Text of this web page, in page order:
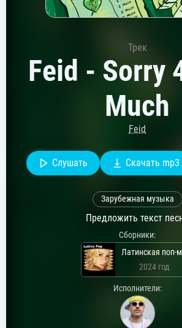
Трек
Feid - Sorry
Much
Feid
Слушать Скачать mp3
Зарубежная музыка
Предложить текст
Сборники:
2024 год
Исполнители: